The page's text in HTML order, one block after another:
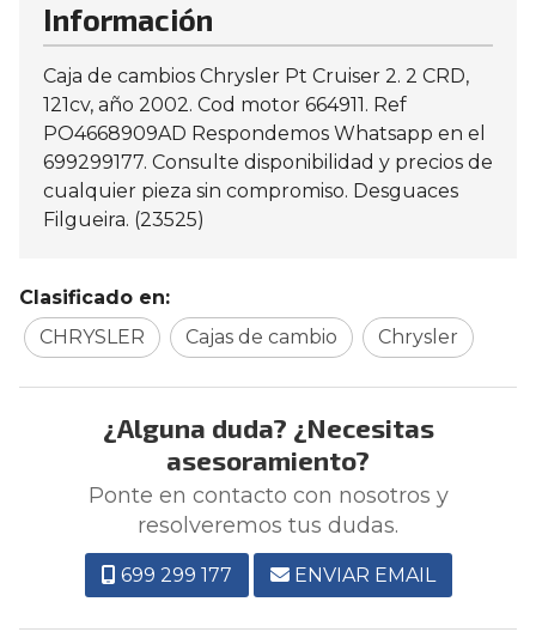
Información
Caja de cambios Chrysler Pt Cruiser 2. 2 CRD,
121cv, año 2002. Cod motor 664911. Ref
PO4668909AD Respondemos Whatsapp en el
699299177. Consulte disponibilidad y precios de
cualquier pieza sin compromiso. Desguaces
Filgueira. (23525)
Clasificado en:
CHRYSLER
Cajas de cambio Chrysler
¿Alguna duda? ¿Necesitas
asesoramiento?
Ponte en contacto con nosotros y
resolveremos tus dudas.
699 299 177 ENVIAR EMAIL